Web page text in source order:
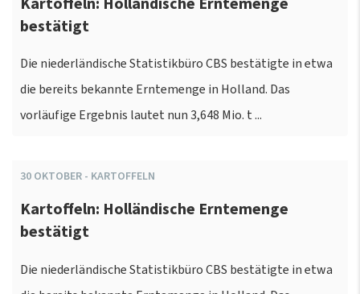
bestätigt
Die niederländische Statistikbüro CBS bestätigte in etwa
die bereits bekannte Erntemenge in Holland. Das
vorläufige Ergebnis lautet nun 3,648 Mio. t ...
30 OKTOBER - KARTOFFELN
Kartoffeln: Holländische Erntemenge
bestätigt
Die niederländische Statistikbüro CBS bestätigte in etwa